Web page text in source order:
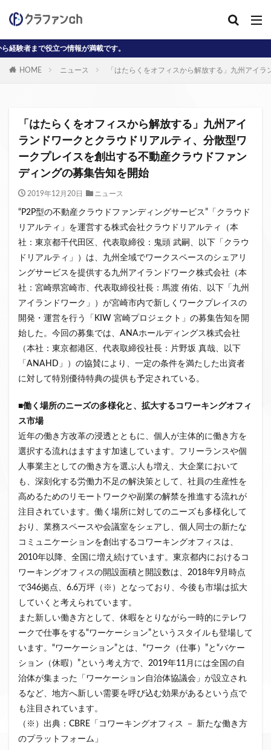
報が満載です。
HOME ニュース 「はたらくをオフィスから解放する」九州アイ
「はたらくをオフィスから解放する」九州アイ
ランドワークとクラウドリアルティ、分散型ワ
ークプレイスを創出する不動産クラウドファン
ディングの募集告知を開始
2019年12月20日 ニュース
“P2P型の不動産クラウドファンディングサービス”「クラウド
リアルティ」を運営する株式会社クラウドリアルティ（本
社：東京都千代田区、代表取締役：鬼頭 武嗣、以下「クラウ
ドリアルティ」）は、九州全域でワークスペースのシェアリ
ングサービスを提供する九州アイランドワーク株式会社（本
社：宮崎県宮崎市、代表取締役社長：馬渡 侑佑、以下「九州
アイランドワーク」）が宮崎市内で新しくワークプレイスの
開発・運営を行う「KIW 宮崎プロジェクト」の募集告知を開
始した。今回の募集では、ANAホールディングス株式会社
（本社：東京都港区、代表取締役社長：片野坂 真哉、以下
「ANAHD」）の協賛により、一定の条件を満たした出資者
に対して特別優待特典の提供も予定されている。
■働く場所のニーズの多様化と、拡大するコワーキングオフィ
ス市場
近年の働き方改革の浸透とともに、個人が主体的に働き方を
選択する流れはますます加速しています。フリーランスや個
人事業主としての働き方を選ぶ人も増え、大企業において
も、深刻化する労働力不足の解決策として、社員の生産性を
高めるためのリモートワークや副業の解禁を推進する流れが
注目されています。働く場所に対してのニーズも多様化して
おり、業務スペースや会議室をシェアし、個人同士の新たな
コミュニケーションを創出するコワーキングオフィスは、
2010年以降、全国に増え続けています。東京都内におけるコ
ワーキングオフィスの開設面積と開設数は、2018年9月時点
で346拠点、6.6万坪（※）となっており、今後も市場は拡大
していくと考えられています。
また新しい働き方として、休暇をとりながら一時的にテレワ
ークで仕事をする“ワーケーション”というスタイルも登場して
います。“ワーケーション”とは、“ワーク（仕事）”と“バケー
ション（休暇）”という考え方で、2019年11月には全国の自
治体が集まった「ワーケーション自治体協議会」が設立され
るなど、地方へ新しい需要を呼び込む効果があるという点で
も注目されています。
（※）出典：CBRE「コワーキングオフィス － 新たな働き方
のプラットフォーム」
カテゴリー
AD J-reit reit インタビュー動画
クラウドファンディングコラム
クラウファンディングコラム ソーシャル
デジタル証券 ニュース
不動産クラウドファンディング・オブ・ザ・イヤー
不動産クラウドファンディング協会 不特法
事業者向け 元本割れ 動画 匿名組合
投資家向け 用語解説 系統用蓄電池
クラウドファンディング新規参入
小規模不動産特定共同事業 事業者一覧
システム導入 業務提携 API連携 市場規模
税金 eKYC 融資型クラウドファンディング
株式投資型クラウドファンディング
グローシップ・パートナーズ CrowdShip Funding
特例事業 CrowdShip Lending ファンド募集開始
キャンペーン CrowdFunding Channel
ファンド型クラウドファンディング 法律理解
ソーシャルレンディング お役立ち情報 分配実績
ファンド募集完了 登録受付開始 買取保証
ファンド募集終了 クラウドクレジット
投資型クラウドファンディング システム提供開始
運用実績 イベント出展 セキュリティトークン
検索